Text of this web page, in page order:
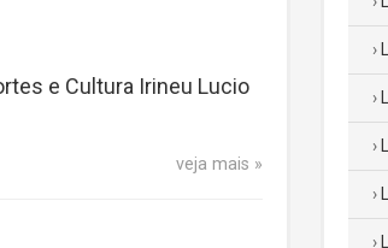
e Cultura Irineu Lucio
veja mais